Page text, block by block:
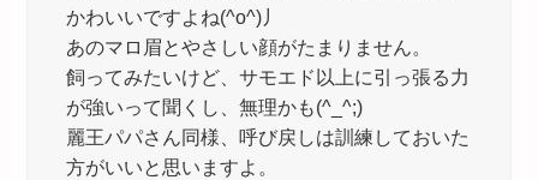
かわいいですよね(^o^)丿
あのマロ眉とやさしい顔がたまりません。
飼ってみたいけど、サモエド以上に引っ張る力
が強いって聞くし、無理かも(^_^;)
麗王パパさん同様、呼び戻しは訓練しておいた
方がいいと思いますよ。